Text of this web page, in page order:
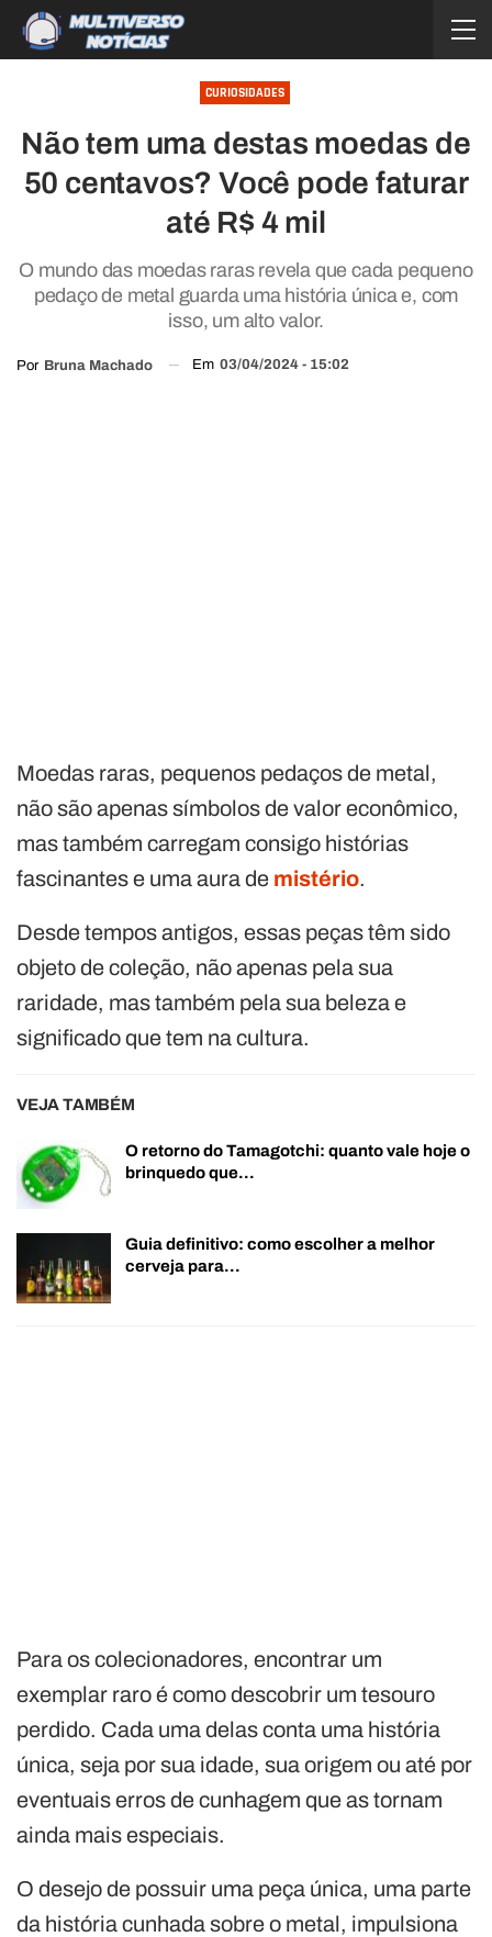
CURIOSIDADES
Não tem uma destas moedas de
50 centavos? Você pode faturar
até R$ 4 mil
O mundo das moedas raras revela que cada pequeno
pedaço de metal guarda uma história única e, com
isso, um alto valor.
Por Bruna Machado Em 03/04/2024 - 15:02
Moedas raras, pequenos pedaços de metal,
não são apenas símbolos de valor econômico,
mas também carregam consigo histórias
fascinantes e uma aura de mistério.
Desde tempos antigos, essas peças têm sido
objeto de coleção, não apenas pela sua
raridade, mas também pela sua beleza e
significado que tem na cultura.
VEJA TAMBÉM
O retorno do Tamagotchi: quanto vale hoje o
brinquedo que…
Guia definitivo: como escolher a melhor
cerveja para…
Para os colecionadores, encontrar um
exemplar raro é como descobrir um tesouro
perdido. Cada uma delas conta uma história
única, seja por sua idade, sua origem ou até por
eventuais erros de cunhagem que as tornam
ainda mais especiais.
O desejo de possuir uma peça única, uma parte
da história cunhada sobre o metal, impulsiona